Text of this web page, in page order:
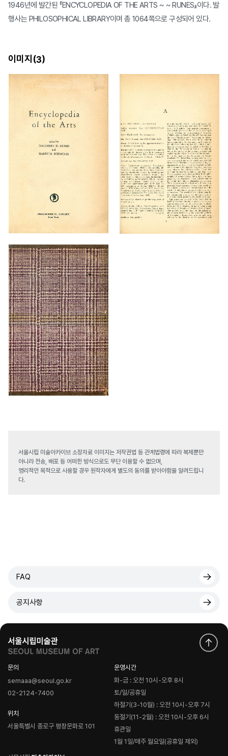
1946년에 발간된 『ENCYCLOPEDIA OF THE ARTS ~ ~ RUNES』이다. 발
행사는 PHILOSOPHICAL LIBRARY이며 총 1064쪽으로 구성되어 있다.
이미지(3)
서울시립 미술아카이브 소장자료 이미지는 저작권법 등 관계법령에 따라 복제뿐만
아니라 전송, 배포 등 어떠한 방식으로도 무단 이용할 수 없으며,
영리적인 목적으로 사용할 경우 원작자에게 별도의 동의를 받아야함을 알려드립니
다.
FAQ
공지사항
문의
semaaa@seoul.go.kr
02-2124-7400
위치
서울특별시 종로구 평창문화로 101
운영시간
화-금 : 오전 10시-오후 8시
토/일/공휴일
하절기(3-10월) : 오전 10시-오후 7시
동절기(11-2월) : 오전 10시-오후 6시
휴관일
1월 1일/매주 월요일(공휴일 제외)
로